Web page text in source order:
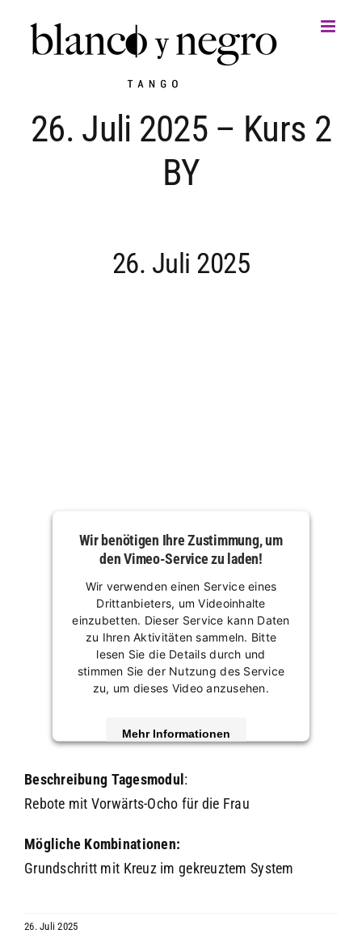
springen
26. Juli 2025 – Kurs 2
BY
26. Juli 2025
Wir benötigen Ihre Zustimmung, um
den Vimeo-Service zu laden!
Wir verwenden einen Service eines
Drittanbieters, um Videoinhalte
einzubetten. Dieser Service kann Daten
zu Ihren Aktivitäten sammeln. Bitte
lesen Sie die Details durch und
stimmen Sie der Nutzung des Service
zu, um dieses Video anzusehen.
Mehr Informationen
Akzeptieren
powered byUsercentrics Consent
Beschreibung Tagesmodul :
Rebote mit Vorwärts-Ocho für die Frau
Mögliche Kombinationen:
Grundschritt mit Kreuz im gekreuztem System
26. Juli 2025